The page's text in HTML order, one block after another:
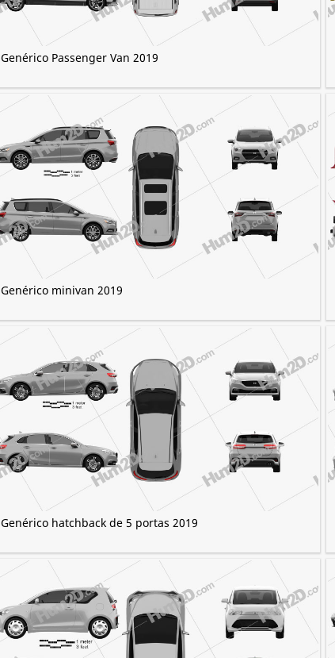
Genérico Passenger Van 2019
Genérico minivan 2019
Genérico hatchback de 5 portas 2019